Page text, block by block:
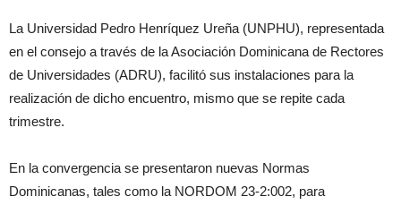
La Universidad Pedro Henríquez Ureña (UNPHU), representada
en el consejo a través de la Asociación Dominicana de Rectores
de Universidades (ADRU), facilitó sus instalaciones para la
realización de dicho encuentro, mismo que se repite cada
trimestre.
En la convergencia se presentaron nuevas Normas
Dominicanas, tales como la NORDOM 23-2:002, para